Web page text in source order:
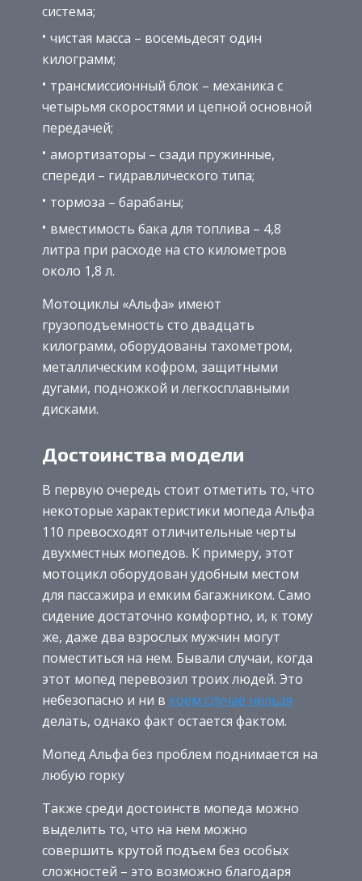
система;
чистая масса – восемьдесят один
килограмм;
трансмиссионный блок – механика с
четырьмя скоростями и цепной основной
передачей;
амортизаторы – сзади пружинные,
спереди – гидравлического типа;
тормоза – барабаны;
вместимость бака для топлива – 4,8
литра при расходе на сто километров
около 1,8 л.
Мотоциклы «Альфа» имеют
грузоподъемность сто двадцать
килограмм, оборудованы тахометром,
металлическим кофром, защитными
дугами, подножкой и легкосплавными
дисками.
Достоинства модели
В первую очередь стоит отметить то, что
некоторые характеристики мопеда Альфа
110 превосходят отличительные черты
двухместных мопедов. К примеру, этот
мотоцикл оборудован удобным местом
для пассажира и емким багажником. Само
сидение достаточно комфортно, и, к тому
же, даже два взрослых мужчин могут
поместиться на нем. Бывали случаи, когда
этот мопед перевозил троих людей. Это
небезопасно и ни в коем случае нельзя
делать, однако факт остается фактом.
Мопед Альфа без проблем поднимается на
любую горку
Также среди достоинств мопеда можно
выделить то, что на нем можно
совершить крутой подъем без особых
сложностей – это возможно благодаря